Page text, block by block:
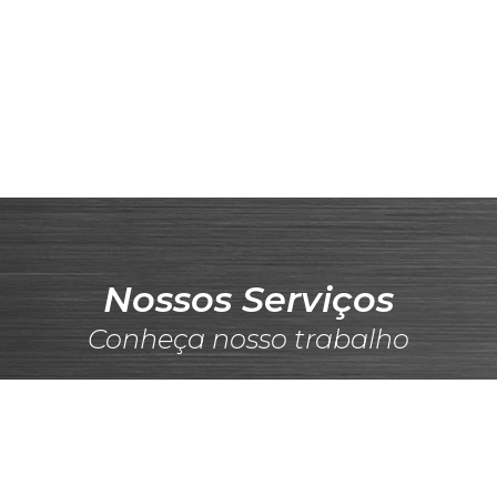
Nossos Serviços
Conheça nosso trabalho